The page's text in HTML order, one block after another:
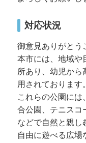
対応状況
御意見ありがとう
本市には、地域や
所あり、幼児から
用されております。
これらの公園には
合公園、テニスコ
などで自然と親し
自由に遊べる広場